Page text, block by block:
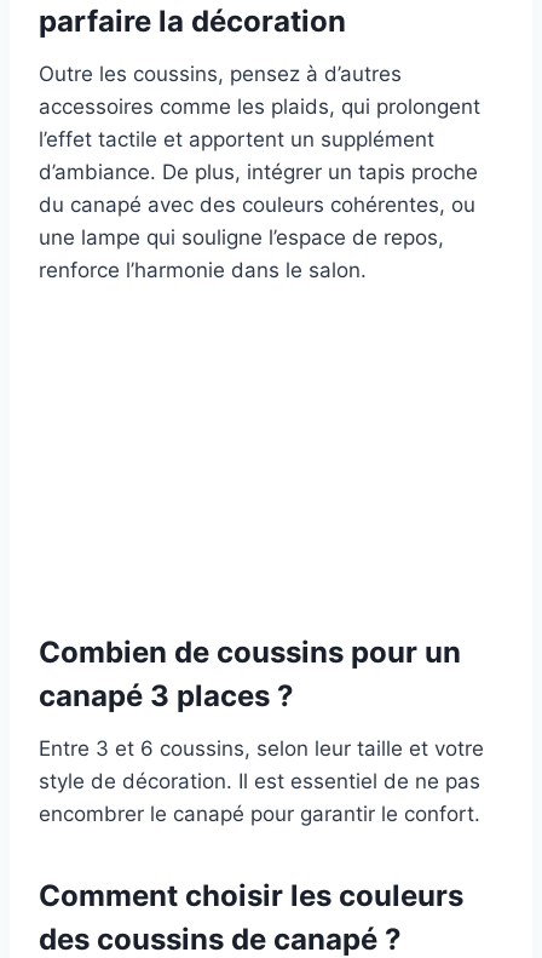
parfaire la décoration
Outre les coussins, pensez à d’autres
accessoires comme les plaids, qui prolongent
l’effet tactile et apportent un supplément
d’ambiance. De plus, intégrer un tapis proche
du canapé avec des couleurs cohérentes, ou
une lampe qui souligne l’espace de repos,
renforce l’harmonie dans le salon.
Combien de coussins pour un
canapé 3 places ?
Entre 3 et 6 coussins, selon leur taille et votre
style de décoration. Il est essentiel de ne pas
encombrer le canapé pour garantir le confort.
Comment choisir les couleurs
des coussins de canapé ?